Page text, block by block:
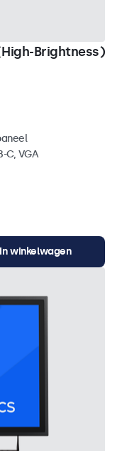
Brightness)
C, VGA
In winkelwagen